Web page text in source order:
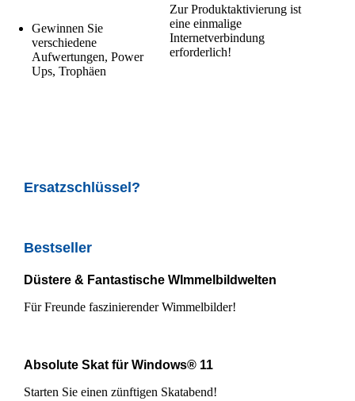
Gewinnen Sie
verschiedene
Aufwertungen, Power
Ups, Trophäen
Zur Produktaktivierung ist
eine einmalige
Internetverbindung
erforderlich!
Ersatzschlüssel?
Bestseller
Düstere & Fantastische WImmelbildwelten
Für Freunde faszinierender Wimmelbilder!
Absolute Skat für Windows® 11
Starten Sie einen zünftigen Skatabend!